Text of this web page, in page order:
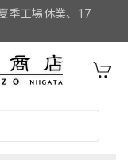
季工場休業、17